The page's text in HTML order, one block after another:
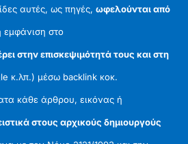
αυτές, ως πηγές,ωφελούνται από
εμφάνιση στο
στην επισκεψιμότητά τους και στη
κ.λπ.) μέσω backlink κοκ.
κάθε άρθρου, εικόνας ή
στους αρχικούς δημιουργούς